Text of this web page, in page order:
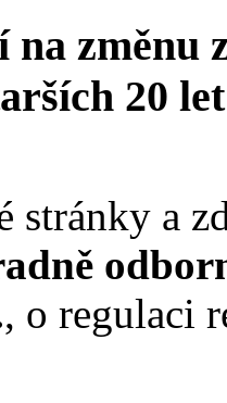
na změnu
20
stránky a
, o regulaci